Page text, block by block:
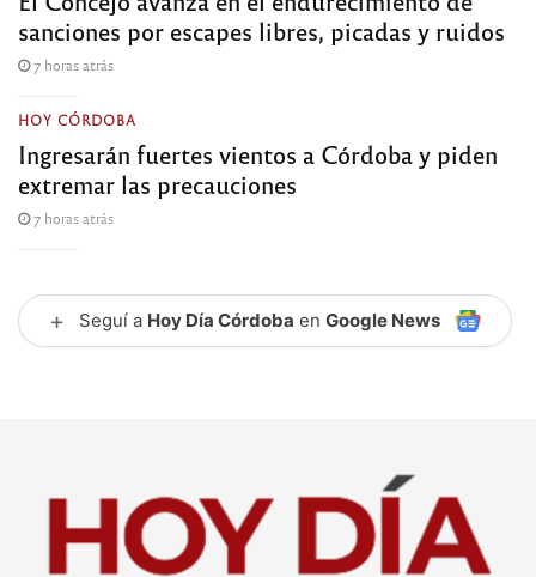
sanciones por escapes libres, picadas y ruidos
7 horas atrás
HOY CÓRDOBA
Ingresarán fuertes vientos a Córdoba y piden
extremar las precauciones
7 horas atrás
+ Seguí a Hoy Día Córdoba en Google News